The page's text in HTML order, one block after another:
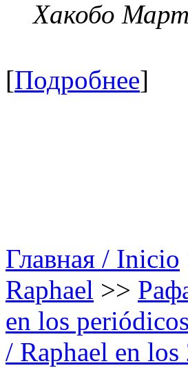
Хакобо
[Подробнее]
Главная / Inicio
Raphael >>
en los
/ Raphael en los